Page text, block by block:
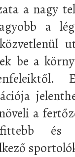
a nagy
a
be a
a
és